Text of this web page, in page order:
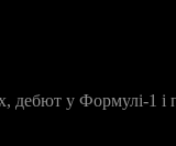
дебют у Формулі‑1 і